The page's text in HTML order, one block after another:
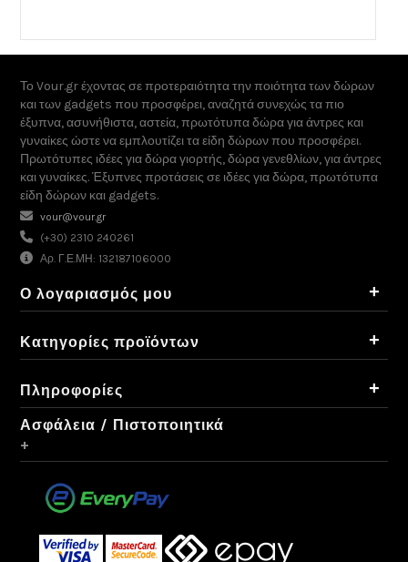
Το Vour.gr έχοντας σε προτεραιότητα την ποιότητα των δώρων
και των gadgets που προσφέρει, αναζητά συνεχώς τα πιο
έξυπνα, ασυνήθιστα, αστεία, πρωτότυπα δώρα για άντρες και
γυναίκες ώστε να εμπλουτίζει τα είδη δώρων που προσφέρει.
Πρωτότυπες ιδέες για δώρα γιορτής, δώρα γενεθλίων, για άντρες
και γυναίκες. Έξυπνες προτάσεις σε ιδέες για δώρα, πρωτότυπα
είδη δώρων και gadgets.
vour@vour.gr
(+30) 2310 240261
Αρ. Γ.Ε.ΜΗ: 132187106000
Ο λογαριασμός μου +
Κατηγορίες προϊόντων +
Πληροφορίες +
Ασφάλεια / Πιστοποιητικά
+